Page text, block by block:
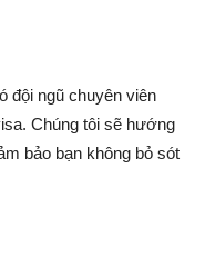
đội ngũ chuyên viên
Chúng tôi sẽ hướng
bảo bạn không bỏ sót